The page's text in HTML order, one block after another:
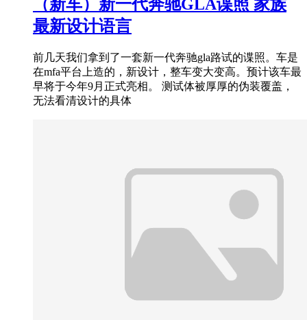
（新车）新一代奔驰GLA谍照 家族
最新设计语言
前几天我们拿到了一套新一代奔驰gla路试的谍照。车是
在mfa平台上造的，新设计，整车变大变高。预计该车最
早将于今年9月正式亮相。 测试体被厚厚的伪装覆盖，
无法看清设计的具体